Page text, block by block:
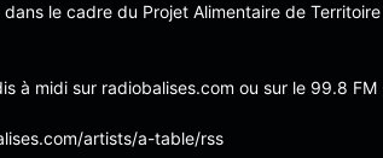
le cadre du Projet Alimentaire de
à midi sur radiobalises.com ou sur le 99.8
artists/a-table/rss